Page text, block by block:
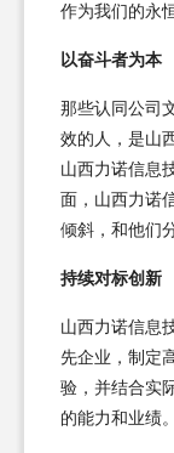
作为我们的永
以奋斗者为本
那些认同公司
效的人，是山
山西力诺信息
面，山西力诺
倾斜，和他们
持续对标创新
山西力诺信息
先企业，制定
验，并结合实
的能力和业绩